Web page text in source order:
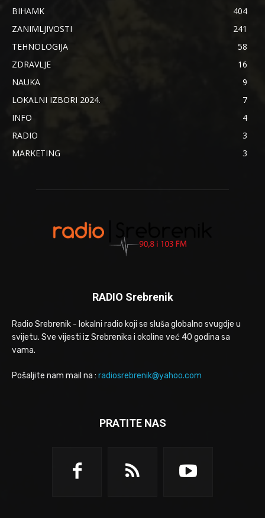
BIHAMK
404
ZANIMLJIVOSTI
241
TEHNOLOGIJA
58
ZDRAVLJE
16
NAUKA
9
LOKALNI IZBORI 2024.
7
INFO
4
RADIO
3
MARKETING
3
RADIO Srebrenik
Radio Srebrenik - lokalni radio koji se sluša globalno svugdje u
svijetu. Sve vijesti iz Srebrenika i okoline već 40 godina sa
vama.
Pošaljite nam mail na : radiosrebrenik@yahoo.com
PRATITE NAS